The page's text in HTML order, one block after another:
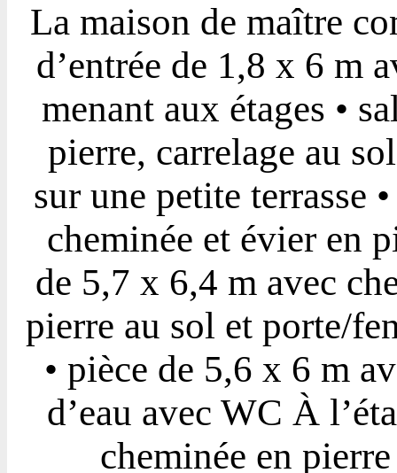
La maison de maître
d’entrée de 1,8 x 6 m
menant aux étages •
pierre, carrelage au
sur une petite terrasse
cheminée et évier en
de 5,7 x 6,4 m avec
pierre au sol et porte/
• pièce de 5,6 x 6 m
d’eau avec WC À
cheminée en